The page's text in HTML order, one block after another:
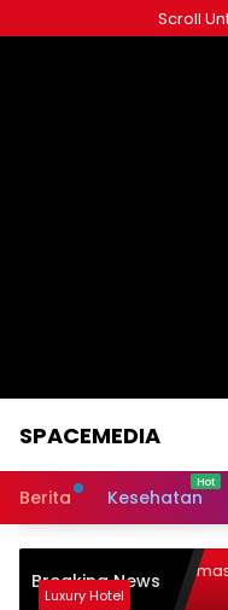
to
Scroll
SPACEMEDIA
Berita Kesehatan
Breaking News
dalam Transformasi
SuksesLuxury Hotel